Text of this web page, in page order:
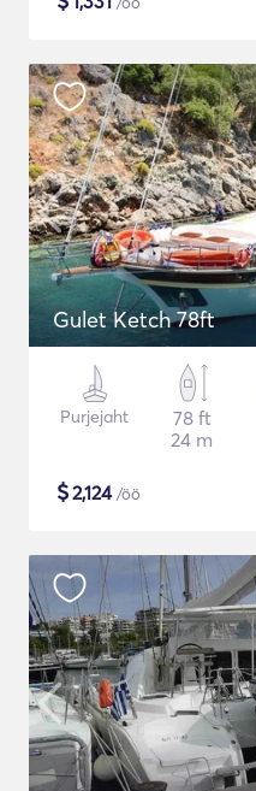
Gulet Ketch 78ft
Purjejaht
78 ft
24 m
$2,124/öö